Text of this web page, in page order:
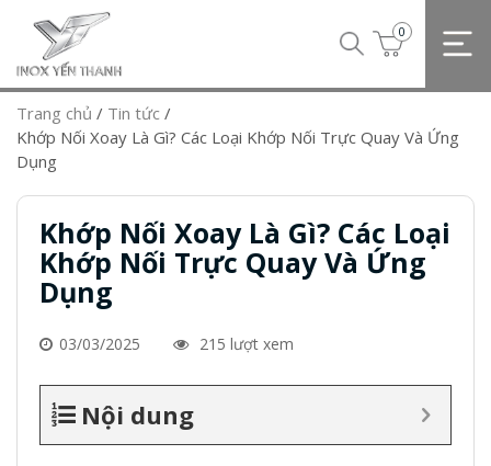
0
Trang chủ / Tin tức /
Khớp Nối Xoay Là Gì? Các Loại Khớp Nối Trực Quay Và Ứng
Dụng
Khớp Nối Xoay Là Gì? Các Loại
Khớp Nối Trực Quay Và Ứng
Dụng
03/03/2025 215 lượt xem
Nội dung